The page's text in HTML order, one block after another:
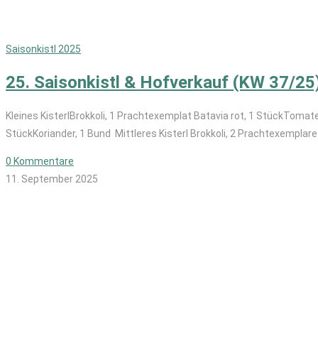
Saisonkistl 2025
25. Saisonkistl & Hofverkauf (KW 37/
Kleines KisterlBrokkoli, 1 Prachtexemplat Batavia rot, 1
StückKoriander, 1 Bund Mittleres Kisterl Brokkoli, 2
0 Kommentare
11. September 2025